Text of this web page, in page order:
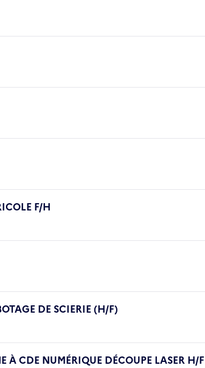
F/H
DE SCIERIE (H/F)
CDE NUMÉRIQUE DÉCOUPE LASER H/F